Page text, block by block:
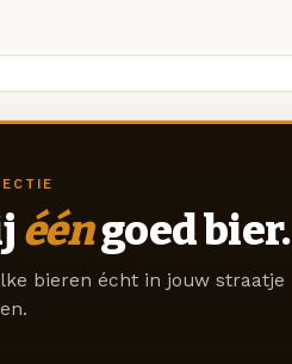
ééngoed bier.
bieren écht in jouw straatje